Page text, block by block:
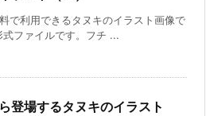
で利用できるタヌキのイラスト画像で
ファイルです。フチ ...
登場するタヌキのイラスト